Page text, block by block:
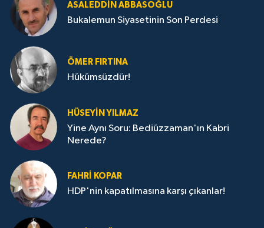
ASALEDDIN ABBASOĞLU
Bukalemun Siyasetinin Son Perdesi
ÖMER FIRTINA
Hükümsüzdür!
HÜSEYIN YILMAZ
Yine Aynı Soru: Bediüzzaman'ın Kabri
Nerede?
FAHRI KOPAR
HDP'nin kapatılmasına karşı çıkanlar!